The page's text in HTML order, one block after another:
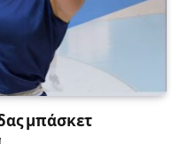
μπάσκετ